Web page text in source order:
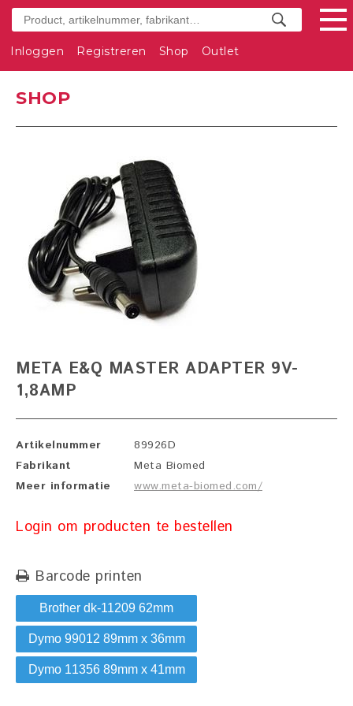
Inloggen Registreren Shop Outlet
SHOP
META E&Q MASTER ADAPTER 9V-
1,8AMP
Artikelnummer
89926D
Fabrikant
Meta Biomed
Meer informatie
www.meta-biomed.com/
Login om producten te bestellen
Barcode printen
Brother dk-11209 62mm
Dymo 99012 89mm x 36mm
Dymo 11356 89mm x 41mm